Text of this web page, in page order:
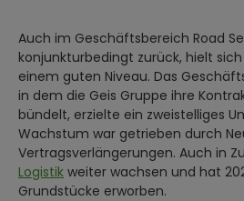
Auch im Geschäftsbereich Road
konjunkturbedingt zurück, hielt
einem guten Niveau. Das
in dem die Geis Gruppe ihre
bündelt, erzielte ein zweistelliges
Wachstum war getrieben durch
Vertragsverlängerungen. Auch in
Logistik weiter wachsen und hat
Grundstücke erworben.